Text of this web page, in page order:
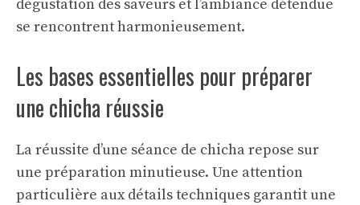
dégustation des saveurs et l’ambiance détendue
se rencontrent harmonieusement.
Les bases essentielles pour préparer
une chicha réussie
La réussite d’une séance de chicha repose sur
une préparation minutieuse. Une attention
particulière aux détails techniques garantit une